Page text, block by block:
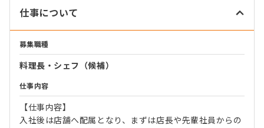
仕事について
募集職種
料理長・シェフ（候補）
仕事内容
【仕事内容】
入社後は店舗へ配属となり、まずは店長や先輩社員からの